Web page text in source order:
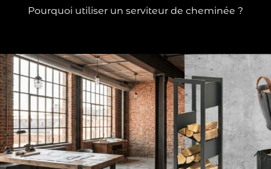
Pourquoi utiliser un serviteur de cheminée ?